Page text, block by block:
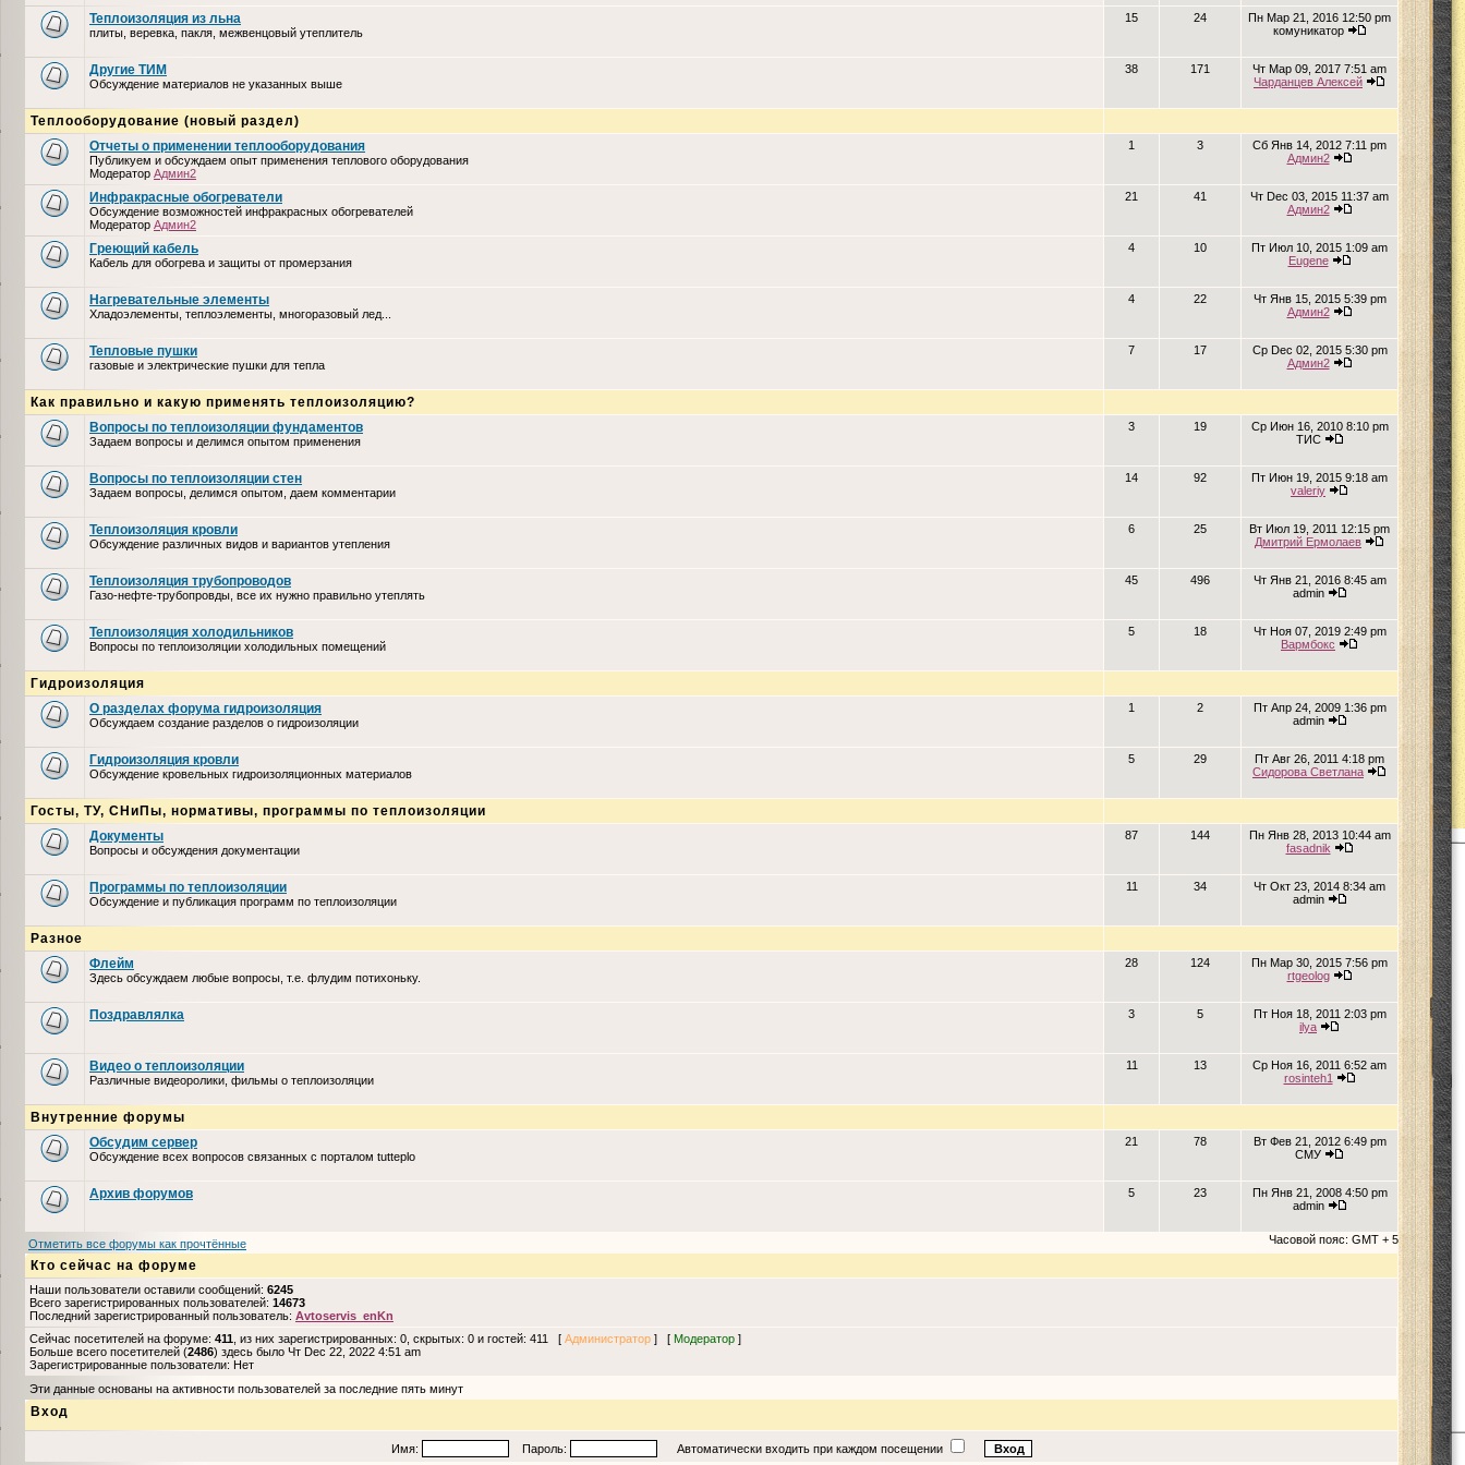
Теплоизоляция из льна
плиты, веревка, пакля, межвенцовый утеплитель
15 24
Пн Мар 21, 2016 12:50 pm
комуникатор
Другие ТИМ
Обсуждение материалов не указанных выше
38 171
Чт Мар 09, 2017 7:51 am
Чарданцев Алексей
Теплооборудование (новый раздел)
Отчеты о применении теплооборудования
Публикуем и обсуждаем опыт применения теплового оборудования
Модератор Админ2
1 3
Сб Янв 14, 2012 7:11 pm
Админ2
Инфракрасные обогреватели
Обсуждение возможностей инфракрасных обогревателей
Модератор Админ2
21 41
Чт Dec 03, 2015 11:37 am
Админ2
Греющий кабель
Кабель для обогрева и защиты от промерзания
4 10
Пт Июл 10, 2015 1:09 am
Eugene
Нагревательные элементы
Хладоэлементы, теплоэлементы, многоразовый лед...
4 22
Чт Янв 15, 2015 5:39 pm
Админ2
Тепловые пушки
газовые и электрические пушки для тепла
7 17
Ср Dec 02, 2015 5:30 pm
Админ2
Как правильно и какую применять теплоизоляцию?
Вопросы по теплоизоляции фундаментов
Задаем вопросы и делимся опытом применения
3 19
Ср Июн 16, 2010 8:10 pm
ТИС
Вопросы по теплоизоляции стен
Задаем вопросы, делимся опытом, даем комментарии
14 92
Пт Июн 19, 2015 9:18 am
valeriy
Теплоизоляция кровли
Обсуждение различных видов и вариантов утепления
6 25
Вт Июл 19, 2011 12:15 pm
Дмитрий Ермолаев
Теплоизоляция трубопроводов
Газо-нефте-трубопровды, все их нужно правильно утеплять
45 496
Чт Янв 21, 2016 8:45 am
admin
Теплоизоляция холодильников
Вопросы по теплоизоляции холодильных помещений
5 18
Чт Ноя 07, 2019 2:49 pm
Вармбокс
Гидроизоляция
О разделах форума гидроизоляция
Обсуждаем создание разделов о гидроизоляции
1 2
Пт Апр 24, 2009 1:36 pm
admin
Гидроизоляция кровли
Обсуждение кровельных гидроизоляционных материалов
5 29
Пт Авг 26, 2011 4:18 pm
Сидорова Светлана
Госты, ТУ, СНиПы, нормативы, программы по теплоизоляции
Документы
Вопросы и обсуждения документации
87 144
Пн Янв 28, 2013 10:44 am
fasadnik
Программы по теплоизоляции
Обсуждение и публикация программ по теплоизоляции
11 34
Чт Окт 23, 2014 8:34 am
admin
Разное
Флейм
Здесь обсуждаем любые вопросы, т.е. флудим потихоньку.
28 124
Пн Мар 30, 2015 7:56 pm
rtgeolog
Поздравлялка 3 5
Пт Ноя 18, 2011 2:03 pm
ilya
Видео о теплоизоляции
Различные видеоролики, фильмы о теплоизоляции
11 13
Ср Ноя 16, 2011 6:52 am
rosinteh1
Внутренние форумы
Обсудим сервер
Обсуждение всех вопросов связанных с порталом tutteplo
21 78
Вт Фев 21, 2012 6:49 pm
СМУ
Архив форумов 5 23
Пн Янв 21, 2008 4:50 pm
admin
Отметить все форумы как прочтённые Часовой пояс: GMT + 5
Кто сейчас на форуме
Наши пользователи оставили сообщений: 6245
Всего зарегистрированных пользователей: 14673
Последний зарегистрированный пользователь: Avtoservis_enKn
Сейчас посетителей на форуме: 411 , из них зарегистрированных: 0, скрытых: 0 и гостей: 411 [ Администратор ] [ Модератор ]
Больше всего посетителей (2486) здесь было Чт Dec 22, 2022 4:51 am
Зарегистрированные пользователи: Нет
Эти данные основаны на активности пользователей за последние пять минут
Вход
Имя: Пароль: Автоматически входить при каждом посещении